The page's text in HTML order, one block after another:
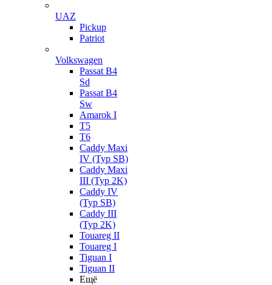
UAZ
Pickup
Patriot
Volkswagen
Passat B4
Sd
Passat B4
Sw
Amarok I
T5
T6
Caddy Maxi
IV (Typ SB)
Caddy Maxi
III (Typ 2K)
Caddy IV
(Typ SB)
Caddy III
(Typ 2K)
Touareg II
Touareg I
Tiguan I
Tiguan II
Ещё